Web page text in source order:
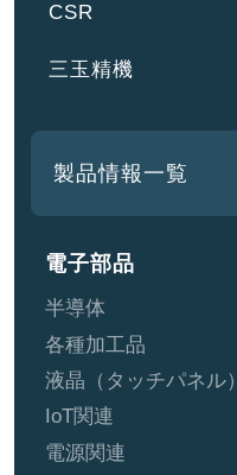
CSR
三玉精機
製品情報一覧
電子部品
半導体
各種加工品
液晶（タッチパネル）
IoT関連
電源関連